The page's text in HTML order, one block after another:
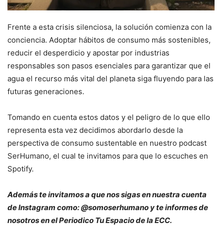
Frente a esta crisis silenciosa, la solución comienza con la
conciencia. Adoptar hábitos de consumo más sostenibles,
reducir el desperdicio y apostar por industrias
responsables son pasos esenciales para garantizar que el
agua el recurso más vital del planeta siga fluyendo para las
futuras generaciones.
Tomando en cuenta estos datos y el peligro de lo que ello
representa esta vez decidimos abordarlo desde la
perspectiva de consumo sustentable en nuestro podcast
SerHumano, el cual te invitamos para que lo escuches en
Spotify.
Además te invitamos a que nos sigas en nuestra cuenta
de Instagram como: @somoserhumano y te informes de
nosotros en el Periodico Tu Espacio de la ECC.